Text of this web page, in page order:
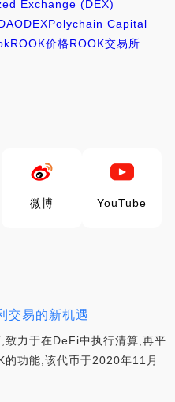
Exchange (DEX)
DEXPolychain Capital
ROOK价格ROOK交易所
微博 YouTube
交易的新机遇
力于在DeFi中执行清算,再平
的功能,该代币于2020年11月